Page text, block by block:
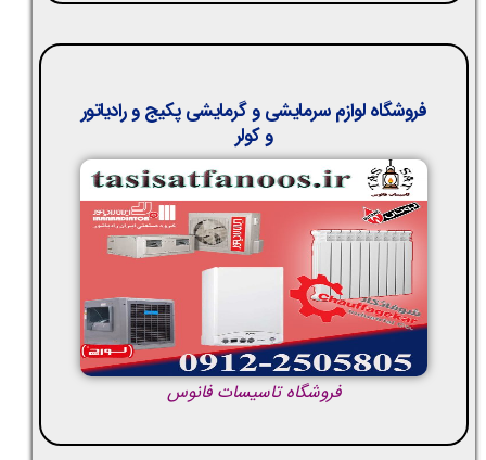
فروشگاه لوازم سرمایشی و گرمایشی پکیج و رادیاتور
و کولر
فروشگاه تاسیسات فانوس